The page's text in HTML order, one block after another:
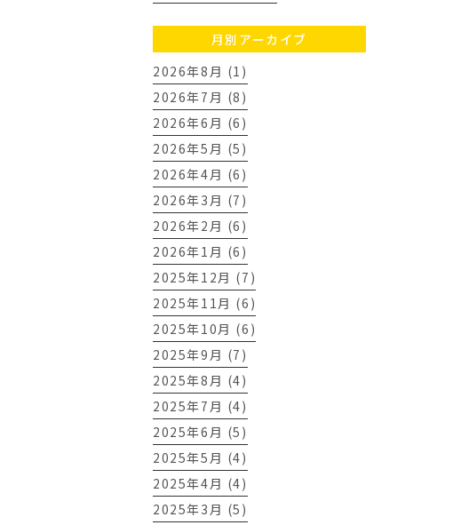
月別アーカイブ
2026年8月 (1)
2026年7月 (8)
2026年6月 (6)
2026年5月 (5)
2026年4月 (6)
2026年3月 (7)
2026年2月 (6)
2026年1月 (6)
2025年12月 (7)
2025年11月 (6)
2025年10月 (6)
2025年9月 (7)
2025年8月 (4)
2025年7月 (4)
2025年6月 (5)
2025年5月 (4)
2025年4月 (4)
2025年3月 (5)